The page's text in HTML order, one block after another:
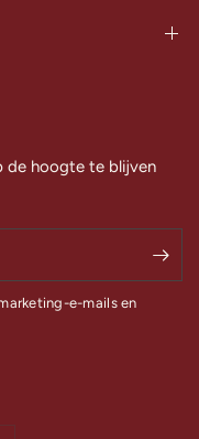
de hoogte te blijven
e-mails en